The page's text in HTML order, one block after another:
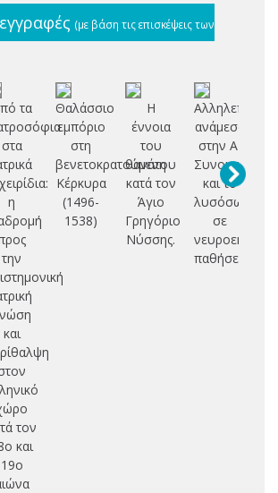
(με βάση τις επισκέψεις των
τα
στα
η
την
και
τον
και
19ο
Θαλάσσιο
εμπόριο
στη
βενετοκρατούμενη
Κέρκυρα
(1496-
1538)
Η
έννοια
του
θανάτου
κατά τον
Άγιο
Γρηγόριο
Νύσσης.
ανάμεσα
στην Α-
Συνουκλεϊνη
και το
λυσόσωμα
σε
παθήσεις